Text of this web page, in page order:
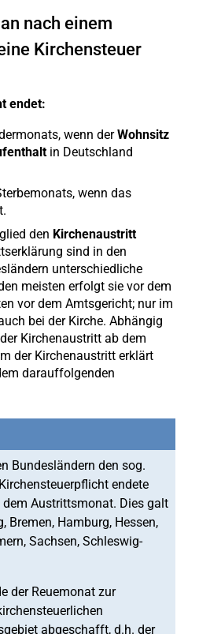
nach einem
Kirchensteuer
endet:
wenn derWohnsitz
in Deutschland
wenn das
den Kirchenaustritt
sind in den
unterschiedliche
meisten erfolgt sie vor dem
vor dem Amtsgericht; nur im
bei der Kirche. Abhängig
Kirchenaustritt ab dem
der Kirchenaustritt erklärt
darauffolgenden
Bundesländern den sog.
endete
Austrittsmonat. Dies galt
Bremen, Hamburg, Hessen,
Sachsen, Schleswig-
der Reuemonat zur
abgeschafft, d.h. der